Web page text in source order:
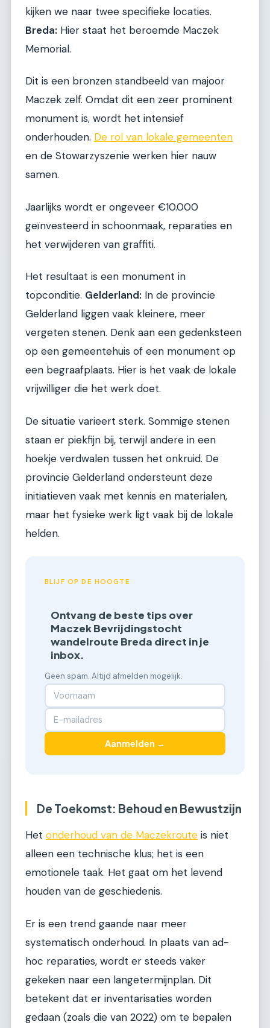
kijken we naar twee specifieke locaties.
Breda: Hier staat het beroemde Maczek
Memorial.
Dit is een bronzen standbeeld van majoor
Maczek zelf. Omdat dit een zeer prominent
monument is, wordt het intensief
onderhouden. De rol van lokale gemeenten
en de Stowarzyszenie werken hier nauw
samen.
Jaarlijks wordt er ongeveer €10.000
geïnvesteerd in schoonmaak, reparaties en
het verwijderen van graffiti.
Het resultaat is een monument in
topconditie. Gelderland: In de provincie
Gelderland liggen vaak kleinere, meer
vergeten stenen. Denk aan een gedenksteen
op een gemeentehuis of een monument op
een begraafplaats. Hier is het vaak de lokale
vrijwilliger die het werk doet.
De situatie varieert sterk. Sommige stenen
staan er piekfijn bij, terwijl andere in een
hoekje verdwalen tussen het onkruid. De
provincie Gelderland ondersteunt deze
initiatieven vaak met kennis en materialen,
maar het fysieke werk ligt vaak bij de lokale
helden.
BLIJF OP DE HOOGTE
Ontvang de beste tips over
Maczek Bevrijdingstocht
wandelroute Breda direct in je
inbox.
Geen spam. Altijd afmelden mogelijk.
Aanmelden →
De Toekomst: Behoud en Bewustzijn
Het onderhoud van de Maczekroute is niet
alleen een technische klus; het is een
emotionele taak. Het gaat om het levend
houden van de geschiedenis.
Er is een trend gaande naar meer
systematisch onderhoud. In plaats van ad-
hoc reparaties, wordt er steeds vaker
gekeken naar een langetermijnplan. Dit
betekent dat er inventarisaties worden
gedaan (zoals die van 2022) om te bepalen